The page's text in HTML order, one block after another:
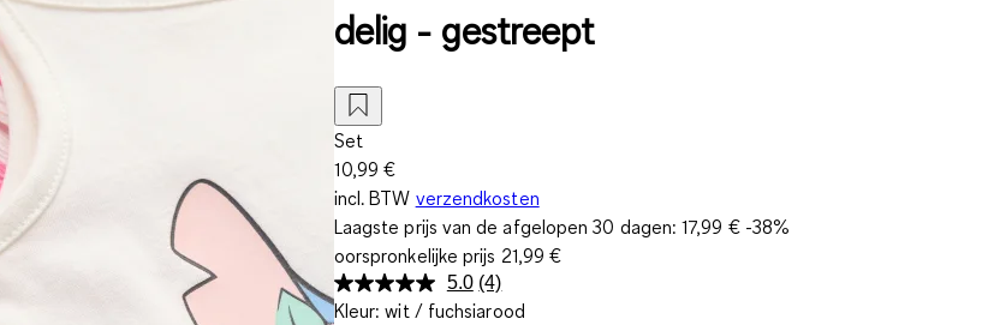
delig - gestreept
Set
10,99 €
incl. BTW verzendkosten
Laagste prijs van de afgelopen 30 dagen:17,99 €-38%
oorspronkelijke prijs 21,99 €
5.0 Lees
4
(4)
Kleur: wit / fuchsiarood